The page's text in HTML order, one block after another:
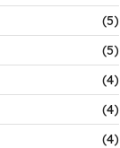
(5)
(5)
(4)
(4)
(4)